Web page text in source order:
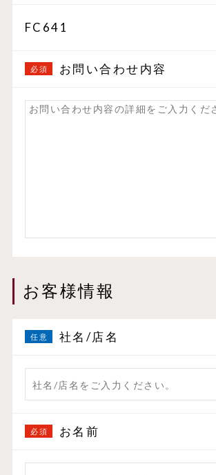
FC641
お問い合わせ内容
お客様情報
社名/店名
お名前